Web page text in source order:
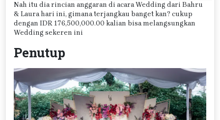
Nah itu dia rincian anggaran di acara Wedding dari Bahru
& Laura hari ini, gimana terjangkau banget kan? cukup
dengan IDR 176,500,000.00 kalian bisa melangsungkan
Wedding sekeren ini
Penutup